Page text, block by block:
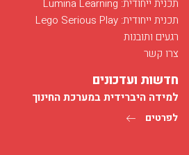
תכנית ייחודית: Lumina Learning
תכנית ייחודית: Lego Serious Play
רגעים ותובנות
צרו קשר
חדשות ועדכונים
03/12/2017
חודש מאי בפלג מוקדש לפרויקט הנחיה של
למידה היברידית במערכת החינוך
לפרטים